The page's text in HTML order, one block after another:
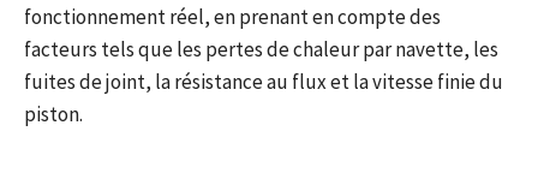
fonctionnement réel, en prenant en compte des
facteurs tels que les pertes de chaleur par navette, les
fuites de joint, la résistance au flux et la vitesse finie du
piston.